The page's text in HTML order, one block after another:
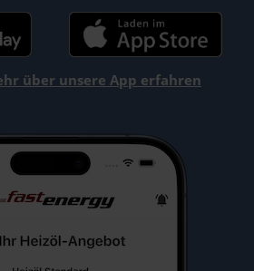
über unsere App erfahren